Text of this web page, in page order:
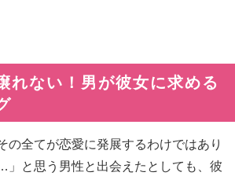
れない！男が彼女に求める
の全てが恋愛に発展するわけではあり
」と思う男性と出会えたとしても、彼